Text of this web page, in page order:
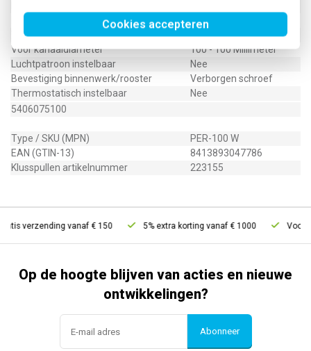
Cookies accepteren
Nee
Voor rond luchtkanaal
Ja
Voor kanaaldiameter
100 - 100 Millimeter
Luchtpatroon instelbaar
Nee
Bevestiging binnenwerk/rooster
Verborgen schroef
Thermostatisch instelbaar
Nee
5406075100
Type / SKU (MPN)
PER-100 W
EAN (GTIN-13)
8413893047786
Klusspullen artikelnummer
223155
verzending vanaf € 150 5% extra korting vanaf € 1000 Voor
Op de hoogte blijven van acties en nieuwe
ontwikkelingen?
Abonneer